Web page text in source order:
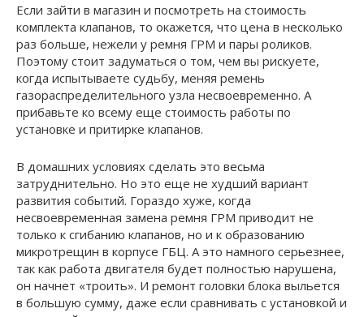
Если зайти в магазин и посмотреть на стоимость
комплекта клапанов, то окажется, что цена в несколько
раз больше, нежели у ремня ГРМ и пары роликов.
Поэтому стоит задуматься о том, чем вы рискуете,
когда испытываете судьбу, меняя ремень
газораспределительного узла несвоевременно. А
прибавьте ко всему еще стоимость работы по
установке и притирке клапанов.
В домашних условиях сделать это весьма
затруднительно. Но это еще не худший вариант
развития событий. Гораздо хуже, когда
несвоевременная замена ремня ГРМ приводит не
только к сгибанию клапанов, но и к образованию
микротрещин в корпусе ГБЦ. А это намного серьезнее,
так как работа двигателя будет полностью нарушена,
он начнет «троить». И ремонт головки блока выльется
в большую сумму, даже если сравнивать с установкой и